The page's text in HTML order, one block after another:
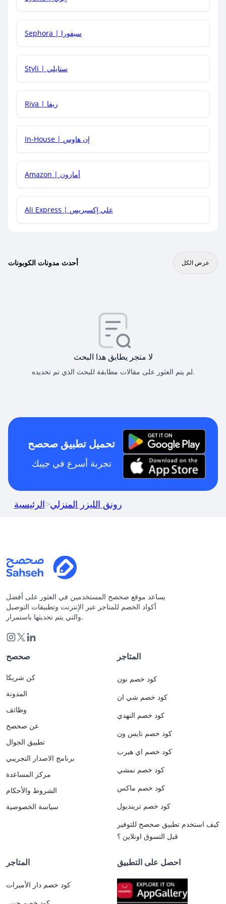
هل يمكنني جمع كود خصم مع العروض الأخرى؟
Sephora | سيفورا
Styli | ستايلي
Riva | ريفا
In-House | إن هاوس
Amazon | أمازون
Ali Express | علي إكسبريس
أحدث مدونات الكوبونات عرض الكل
لا متجر يطابق هذا البحث
لم يتم العثور على مقالات مطابقة للبحث الذي تم تحديده.
تحميل تطبيق صحصح
تجربة أسرع في جيبك
الرئيسية>رونق الليزر المنزلي
يساعد موقع صحصح المستخدمين في العثور على أفضل
أكواد الخصم للمتاجر عبر الإنترنت وتطبيقات التوصيل
والتي يتم تحديثها باستمرار.
صحصح
كن شريكا
المدونة
وظائف
عن صحصح
تطبيق الجوال
برنامج الاصدار التجريبي
مركز المساعدة
الشروط والأحكام
سياسة الخصوصية
المتاجر
كود خصم نون
كود خصم شي ان
كود خصم النهدي
كود خصم نايس ون
كود خصم اي هيرب
كود خصم نمشي
كود خصم ماكس
كود خصم ترينديول
كيف استخدم تطبيق صحصح للتوفير
قبل التسوق اونلاين ؟
المتاجر
كود خصم دار الأميرات
احصل على التطبيق